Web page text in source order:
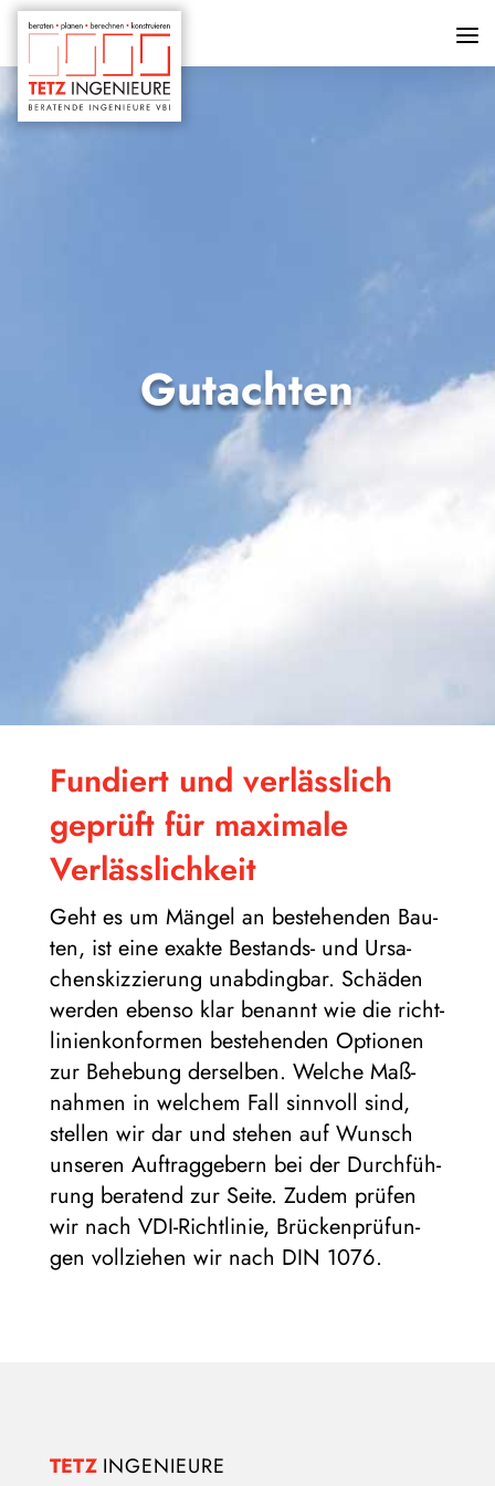
Gut­ach­ten
Fun­diert und ver­läss­lich
geprüft für maxi­male
Verlässlichkeit
Geht es um Män­gel an bestehen­den Bau­
ten, ist eine exakte Bestands- und Ursa­
chen­skiz­zie­rung unab­ding­bar. Schä­den
wer­den ebenso klar benannt wie die richt­
li­ni­en­kon­for­men bestehen­den Optio­nen
zur Behe­bung der­sel­ben. Wel­che Maß­
nah­men in wel­chem Fall sinn­voll sind,
stel­len wir dar und ste­hen auf Wunsch
unse­ren Auf­trag­ge­bern bei der Durch­füh­
rung bera­tend zur Seite. Zudem prü­fen
wir nach VDI-Richt­li­nie, Brü­cken­prü­fun­
gen voll­zie­hen wir nach DIN 1076.
TETZ INGENIEURE